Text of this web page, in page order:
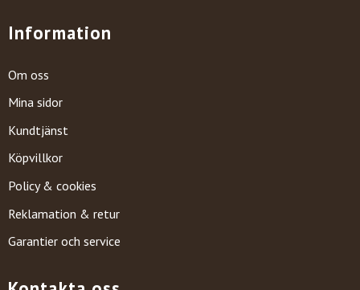
Information
Om oss
Mina sidor
Kundtjänst
Köpvillkor
Policy & cookies
Reklamation & retur
Garantier och service